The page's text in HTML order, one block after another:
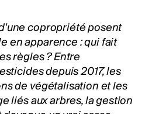
copropriété posent
en apparence : qui fait
règles ? Entre
depuis 2017, les
de végétalisation et les
liés aux arbres, la gestion